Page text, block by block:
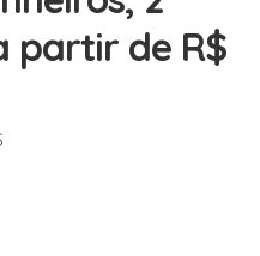
partir de R$